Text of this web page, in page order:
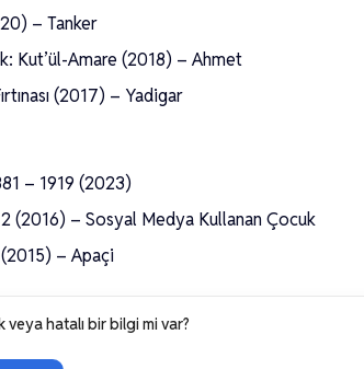
– Tanker
Kut’ül-Amare (2018) – Ahmet
(2017) – Yadigar
– 1919 (2023)
2 (2016) – Sosyal Medya Kullanan Çocuk
(2015) – Apaçi
veya hatalı bir bilgi mi var?